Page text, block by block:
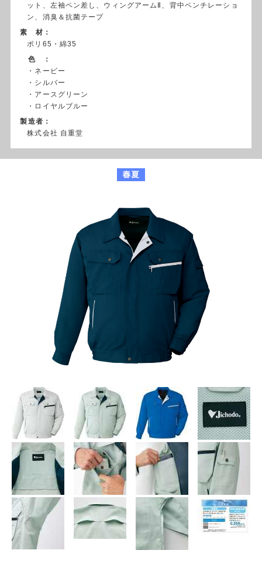
ット、左袖ペン差し、ウィングアームⅡ、背中ベンチレーショ
ン、消臭＆抗菌テープ
素 材：
ポリ65・綿35
色 ：
・ネービー
・シルバー
・アースグリーン
・ロイヤルブルー
製造者：
株式会社 自重堂